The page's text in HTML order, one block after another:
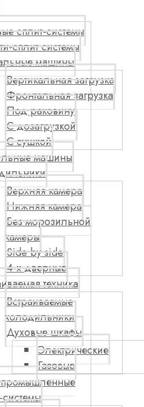
сплит-системы
сплит системы
машины
Вертикальная загрузка
Фронтальная загрузка
Под раковину
С дозагрузкой
С сушкой
машины
Верхняя камера
Нижняя камера
Без морозильной
камеры
Side by side
4-х дверные
техника
Встраиваемые
холодильники
Духовые шкафы
Электрические
Газовые
системы